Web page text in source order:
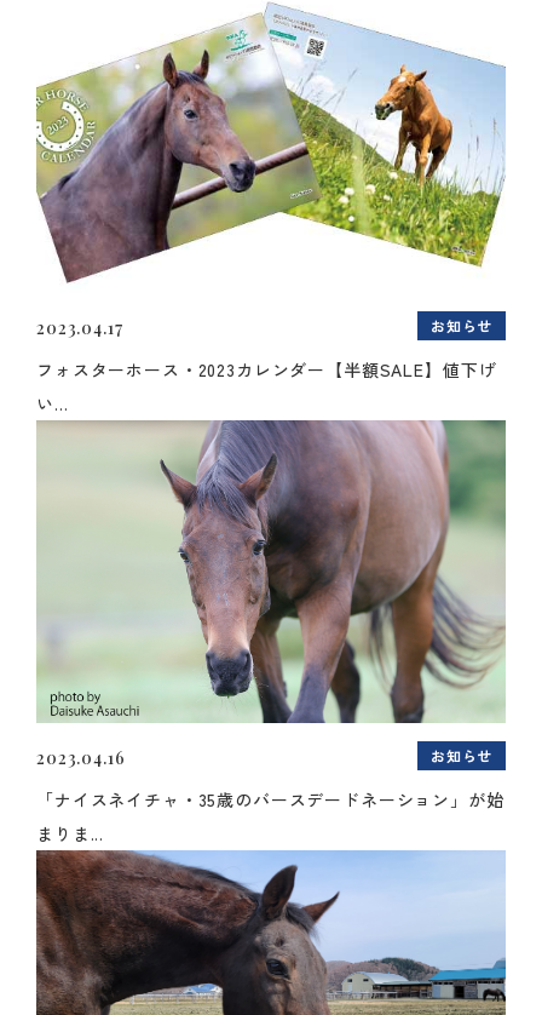
2023.04.17 お知らせ
フォスターホース・2023カレンダー【半額SALE】値下げ
い...
2023.04.16 お知らせ
「ナイスネイチャ・35歳のバースデードネーション」が始
まりま...